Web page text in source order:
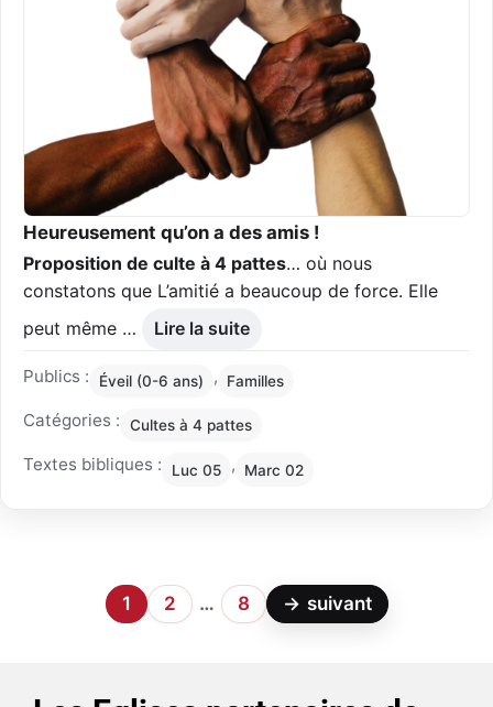
Heureusement qu’on a des amis !
Proposition de culte à 4 pattes… où nous
constatons que L’amitié a beaucoup de force. Elle
peut même …
Lire la suite
Publics : Éveil (0-6 ans) , Familles
Catégories : Cultes à 4 pattes
Textes bibliques : Luc 05 , Marc 02
1 2 … 8 → suivant